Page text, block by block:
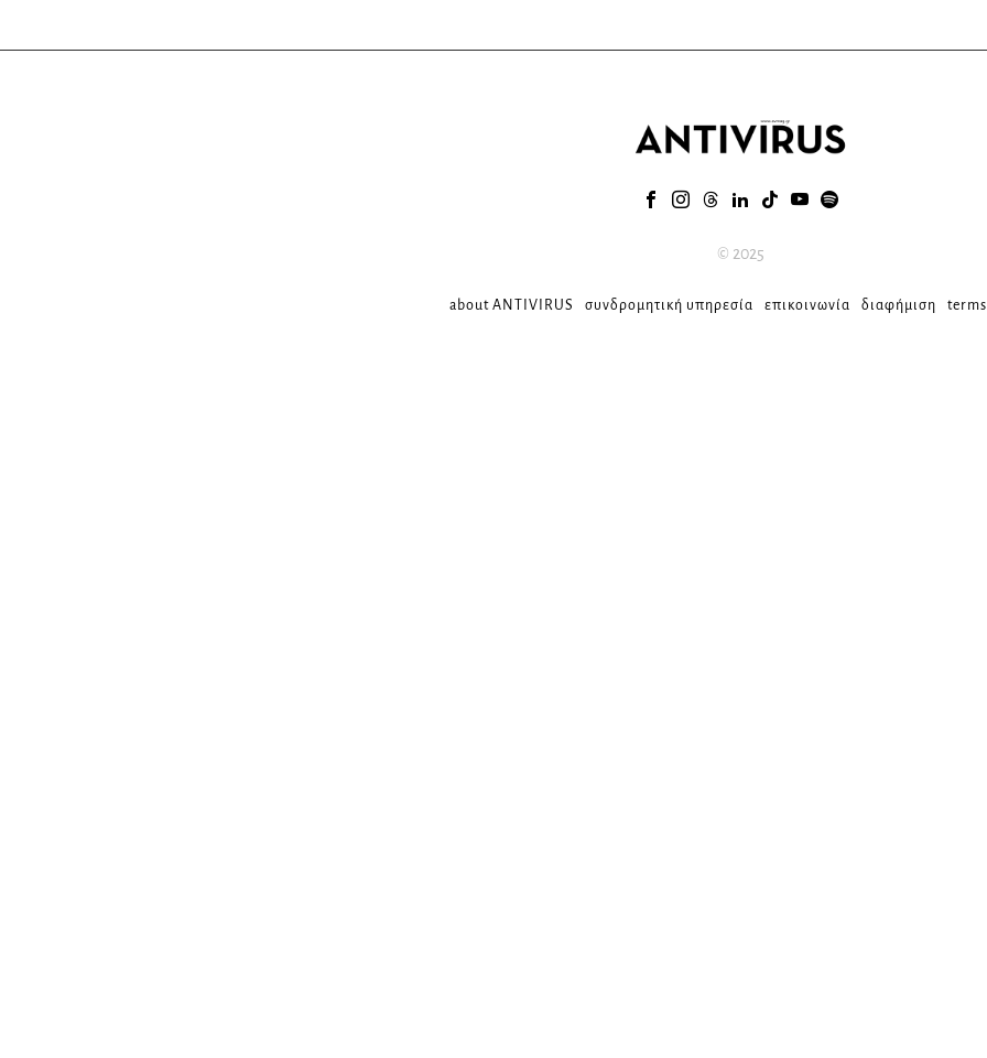
© 2025
about ANTIVIRUS συνδρομητική υπηρεσία επικοινωνία διαφήμιση